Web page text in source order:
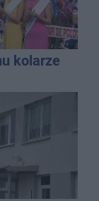
kolarze